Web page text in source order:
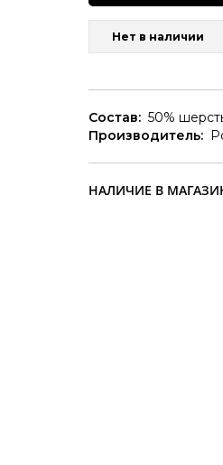
Нет в наличии
Состав: 50%
Производитель:
НАЛИЧИЕ В